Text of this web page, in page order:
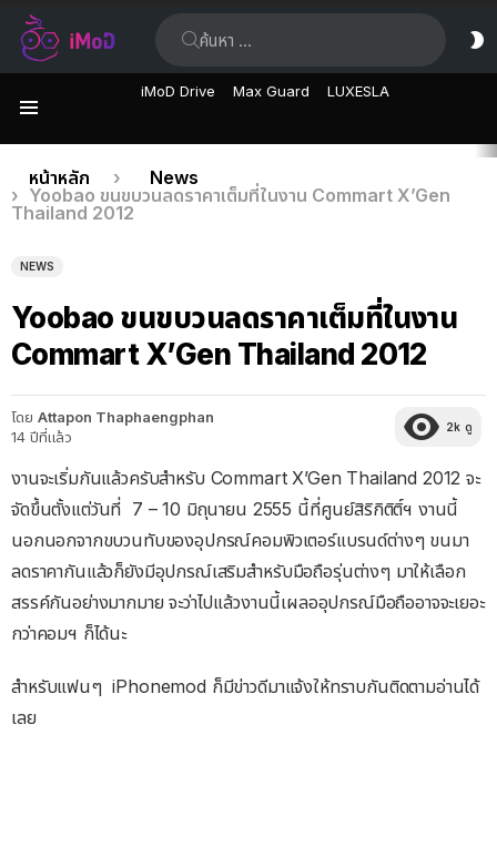
iMoD Drive Max Guard LUXESLA
เรื่อง
ล่าสุด
คุณอยู่ที่นี่:
หน้าหลัก
News
Yoobao ขนขบวนลดราคาเต็มที่ในงาน Commart X’Gen
Thailand 2012
NEWS
Yoobao ขนขบวนลดราคาเต็มที่ในงาน
Commart X’Gen Thailand 2012
โดย Attapon Thaphaengphan
14 ปีที่แล้ว
2k ดู
งานจะเริ่มกันแล้วครับสำหรับ Commart X’Gen Thailand 2012 จะ
จัดขึ้นตั้งแต่วันที่ 7 – 10 มิถุนายน 2555 นี้ที่ศูนย์สิริกิติติ์ฯ งานนี้
นอกนอกจากขบวนทับของอุปกรณ์คอมพิวเตอร์แบรนด์ต่างๆ ขนมา
ลดราคากันแล้วก็ยังมีอุปกรณ์เสริมสำหรับมือถือรุ่นต่างๆ มาให้เลือก
สรรค์กันอย่างมากมาย จะว่าไปแล้วงานนี้เผลออุปกรณ์มือถืออาจจะเยอะ
กว่าคอมฯ ก็ได้นะ
สำหรับแฟนๆ iPhonemod ก็มีข่าวดีมาแจ้งให้ทราบกันติดตามอ่านได้
เลย